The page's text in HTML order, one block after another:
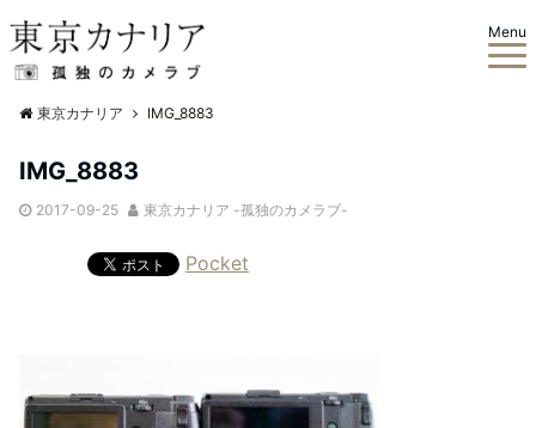
Menu
東京カナリア IMG_8883
IMG_8883
2017-09-25 東京カナリア -孤独のカメラブ-
Pocket